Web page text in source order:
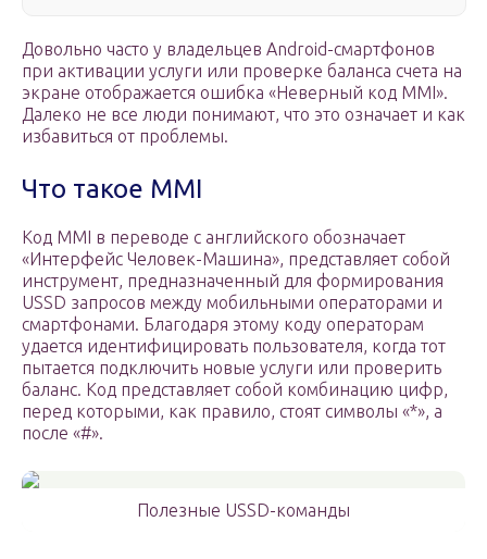
Довольно часто у владельцев Android-смартфонов
при активации услуги или проверке баланса счета на
экране отображается ошибка «Неверный код ММI».
Далеко не все люди понимают, что это означает и как
избавиться от проблемы.
Что такое MMI
Код ММI в переводе с английского обозначает
«Интерфейс Человек-Машина», представляет собой
инструмент, предназначенный для формирования
USSD запросов между мобильными операторами и
смартфонами. Благодаря этому коду операторам
удается идентифицировать пользователя, когда тот
пытается подключить новые услуги или проверить
баланс. Код представляет собой комбинацию цифр,
перед которыми, как правило, стоят символы «*», а
после «#».
Полезные USSD-команды